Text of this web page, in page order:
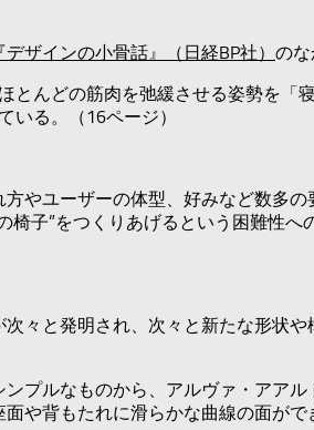
『デザインの小骨話』（日経BP社） のな
んどの筋肉を弛緩させる姿勢を「
いる。（16ページ）
やユーザーの体型、好みなど数多
子”をつくりあげるという困難性へ
々と発明され、次々と新たな形状
プルなものから、アルヴァ・アアル
や背もたれに滑らかな曲線の面がで